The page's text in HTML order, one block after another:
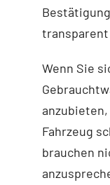
Wenn Sie
anzubieten,
Fahrzeug
brauchen